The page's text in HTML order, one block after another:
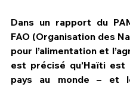
Dans un rapport du
FAO (Organisation des
pour l’alimentation et
est précisé qu’Haïti est
pays au monde – et